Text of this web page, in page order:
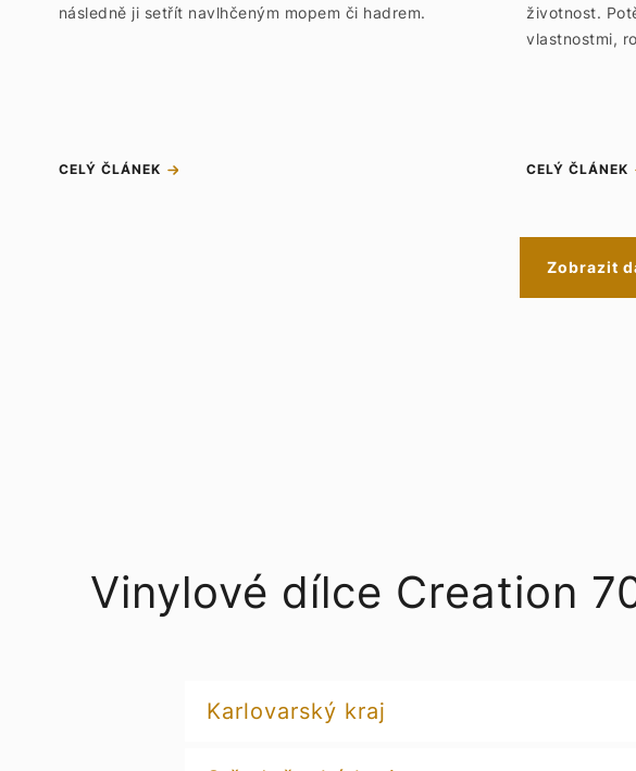
následně ji setřít navlhčeným mopem či hadrem.
CELÝ ČLÁNEK
životnost.
vlastnostmi,
CELÝ ČLÁNEK
Zobrazit
Vinylové dílce Creation
Karlovarský kraj